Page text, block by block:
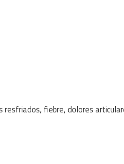
resfriados, fiebre, dolores